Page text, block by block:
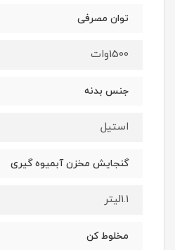
توان مصرفی
1500وات
جنس بدنه
استیل
گنجایش مخزن آبمیوه گیری
1.1لیتر
مخلوط کن